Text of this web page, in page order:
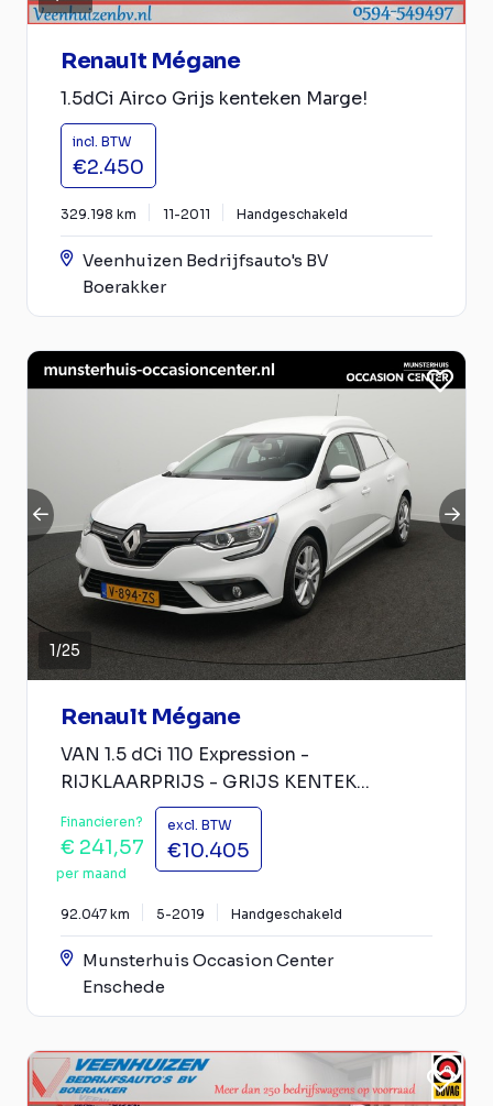
Renault Mégane
1.5dCi Airco Grijs kenteken Marge!
incl. BTW
€2.450
329.198 km 11-2011 Handgeschakeld
Veenhuizen Bedrijfsauto's BV
Boerakker
1/25
Renault Mégane
VAN 1.5 dCi 110 Expression -
RIJKLAARPRIJS - GRIJS KENTEK...
Financieren?
€ 241,57
per maand
excl. BTW
€10.405
92.047 km 5-2019 Handgeschakeld
Munsterhuis Occasion Center
Enschede